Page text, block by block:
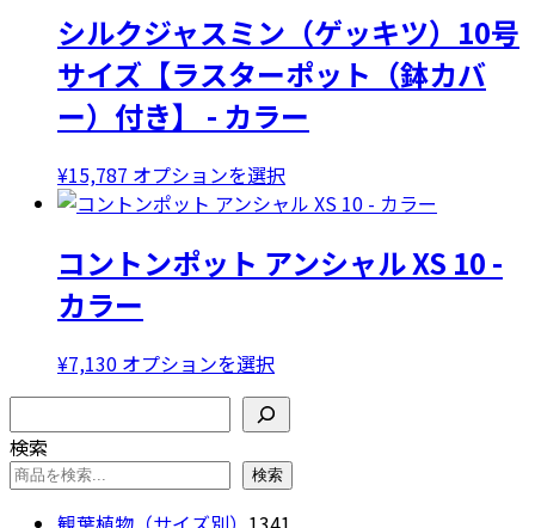
ー
シ
ョ
ン
あ
り
す。
は
商
品
シルクジャスミン（ゲッキツ）10号
サイズ【ラスターポット（鉢カバ
ー）付き】 - カラー
¥15,787 オプションを選択
の
品
に
の
バ
リ
エ
ー
コントンポット アンシャル XS 10 -
カラー
¥7,130 オプションを選択
の
商
に
検索
検索